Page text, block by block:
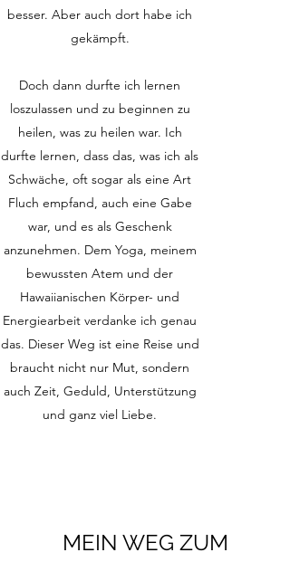
besser. Aber auch dort habe ich
gekämpft.
Doch dann durfte ich lernen
loszulassen und zu beginnen zu
heilen, was zu heilen war. Ich
durfte lernen, dass das, was ich als
Schwäche, oft sogar als eine Art
Fluch empfand, auch eine Gabe
war, und es als Geschenk
anzunehmen. Dem Yoga, meinem
bewussten Atem und der
Hawaiianischen Körper- und
Energiearbeit verdanke ich genau
das. Dieser Weg ist eine Reise und
braucht nicht nur Mut, sondern
auch Zeit, Geduld, Unterstützung
und ganz viel Liebe.
MEIN WEG ZUM